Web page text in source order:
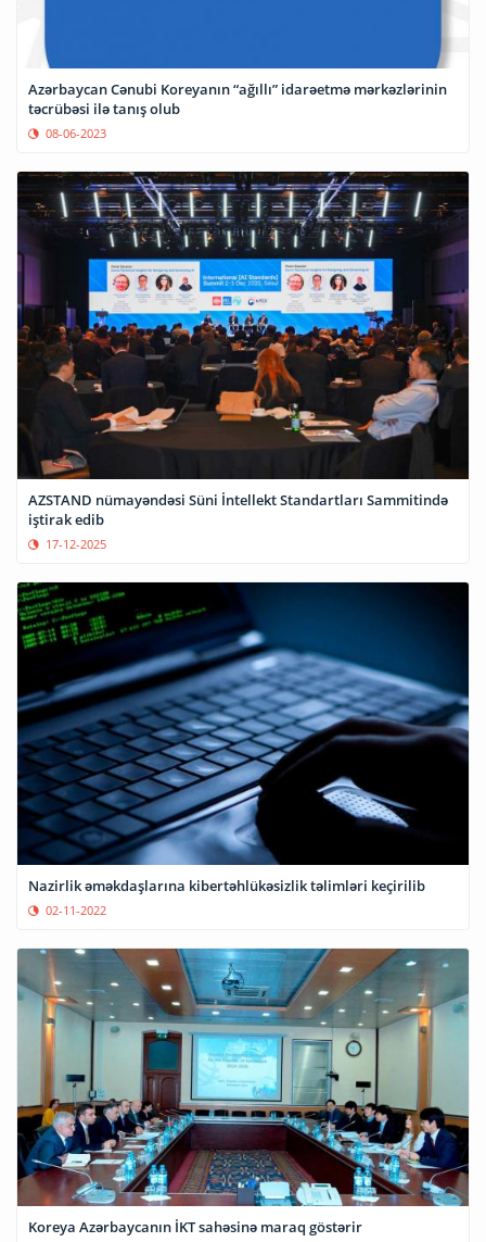
Azərbaycan Cənubi Koreyanın “ağıllı” idarəetmə mərkəzlərinin
təcrübəsi ilə tanış olub
08-06-2023
AZSTAND nümayəndəsi Süni İntellekt Standartları Sammitində
iştirak edib
17-12-2025
Nazirlik əməkdaşlarına kibertəhlükəsizlik təlimləri keçirilib
02-11-2022
Koreya Azərbaycanın İKT sahəsinə maraq göstərir